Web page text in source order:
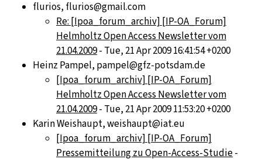
flurios, flurios@gmail.com
Re: [Ipoa_forum_archiv] [IP-OA_Forum]
Helmholtz Open Access Newsletter vom
21.04.2009- Tue, 21 Apr 2009 16:41:54 +0200
Heinz Pampel, pampel@gfz-potsdam.de
[Ipoa_forum_archiv] [IP-OA_Forum]
Helmholtz Open Access Newsletter vom
21.04.2009- Tue, 21 Apr 2009 11:53:20 +0200
Karin Weishaupt, weishaupt@iat.eu
[Ipoa_forum_archiv] [IP-OA_Forum]
Pressemitteilung zu Open-Access-Studie-